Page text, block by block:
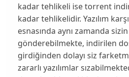
kadar tehlikeli ise torrent
kadar tehlikelidir. Yazılım
esnasında aynı zamanda
gönderebilmekte, indirilen
girdiğinden dolayı siz
zararlı yazılımlar